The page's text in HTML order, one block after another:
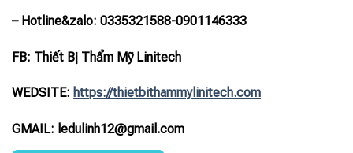
– Hotline&zalo: 0335321588-0901146333
FB: Thiết Bị Thẩm Mỹ Linitech
WEDSITE: https://thietbithammylinitech.com
GMAIL: ledulinh12@gmail.com